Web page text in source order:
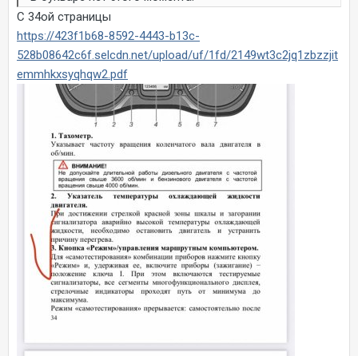
С 34ой страницы
https://423f1b68-8592-4443-b13c-
528b08642c6f.selcdn.net/upload/uf/1fd/2149wt3c2jq1zbzzjit
emmhkxsyqhqw2.pdf